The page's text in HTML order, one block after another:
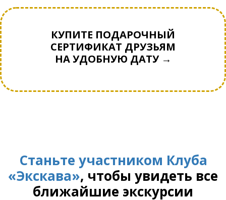
КУПИТЕ ПОДАРОЧНЫЙ
СЕРТИФИКАТ ДРУЗЬЯМ
НА УДОБНУЮ ДАТУ →
Станьте участником Клуба
«Экскава», чтобы увидеть все
ближайшие экскурсии